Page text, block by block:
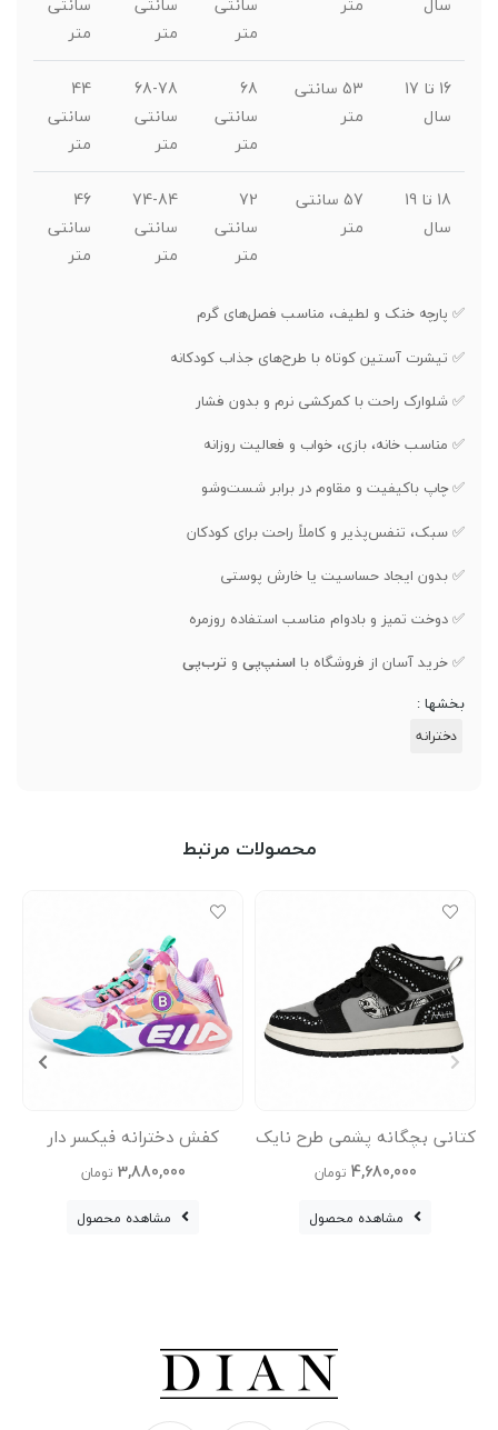
متر
متر
متر
16 تا 17
سال
53 سانتی
متر
68
سانتی
متر
68-78
سانتی
متر
44
سانتی
متر
18 تا 19
سال
57 سانتی
متر
72
سانتی
متر
74-84
سانتی
متر
46
سانتی
متر
✅ پارچه خنک و لطیف، مناسب فصل‌های گرم
✅ تیشرت آستین کوتاه با طرح‌های جذاب کودکانه
✅ شلوارک راحت با کمرکشی نرم و بدون فشار
✅ مناسب خانه، بازی، خواب و فعالیت روزانه
✅ چاپ باکیفیت و مقاوم در برابر شست‌وشو
✅ سبک، تنفس‌پذیر و کاملاً راحت برای کودکان
✅ بدون ایجاد حساسیت یا خارش پوستی
✅ دوخت تمیز و بادوام مناسب استفاده روزمره
✅ خرید آسان از فروشگاه با اسنپ‌پی و ترب‌پی
بخشها :
دخترانه
محصولات مرتبط
کتانی بچگانه پشمی طرح نایک
Nike Jordan
4,680,000 تومان
مشاهده محصول
کفش دخترانه فیکسر دار
وارداتی
3,880,000 تومان
مشاهده محصول